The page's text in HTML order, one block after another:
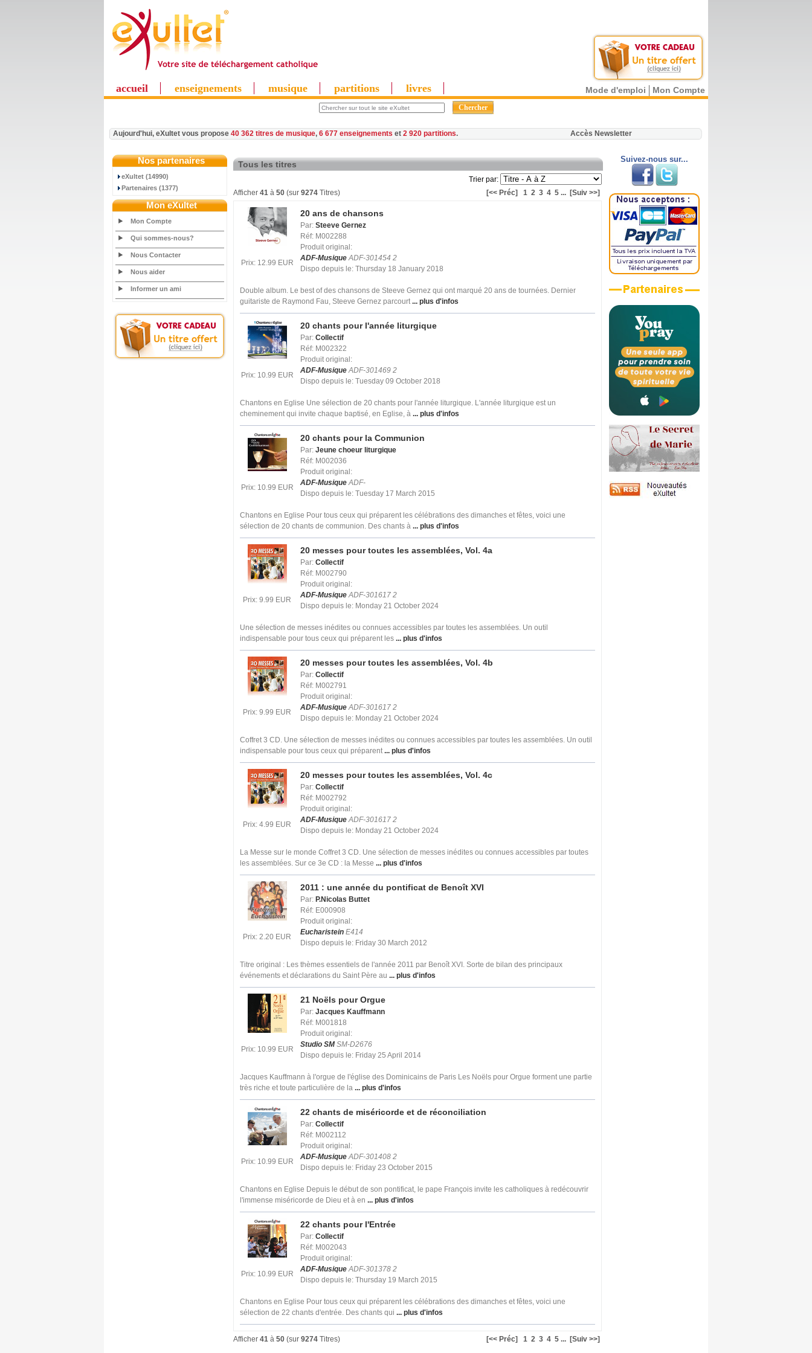
accueil enseignements musique partitions livres Mode d'emploi Mon Compte
Aujourd'hui, eXultet vous propose 40 362 titres de musique, 6 677 enseignements et 2 920 partitions. Accès Newsletter
Nos partenaires
eXultet (14990)
Partenaires (1377)
Mon eXultet
Mon Compte
Qui sommes-nous?
Nous Contacter
Nous aider
Informer un ami
Tous les titres
Trier par:
Afficher 41 à 50 (sur 9274 Titres) [<< Préc] 1 2 3 4 5 ... [Suiv >>]
Prix: 12.99 EUR
20 ans de chansons
Par: Steeve Gernez
Réf: M002288
Produit original:
ADF-MusiqueADF-301454 2
Dispo depuis le: Thursday 18 January 2018
Double album. Le best of des chansons de Steeve Gernez qui ont marqué 20 ans de tournées. Dernier
guitariste de Raymond Fau, Steeve Gernez parcourt... plus d'infos
Prix: 10.99 EUR
20 chants pour l'année liturgique
Par: Collectif
Réf: M002322
Produit original:
ADF-MusiqueADF-301469 2
Dispo depuis le: Tuesday 09 October 2018
Chantons en Eglise Une sélection de 20 chants pour l'année liturgique. L'année liturgique est un
cheminement qui invite chaque baptisé, en Eglise, à ... plus d'infos
Prix: 10.99 EUR
20 chants pour la Communion
Par: Jeune choeur liturgique
Réf: M002036
Produit original:
ADF-MusiqueADF-
Dispo depuis le: Tuesday 17 March 2015
Chantons en Eglise Pour tous ceux qui préparent les célébrations des dimanches et fêtes, voici une
sélection de 20 chants de communion. Des chants à ... plus d'infos
Prix: 9.99 EUR
20 messes pour toutes les assemblées, Vol. 4a
Par: Collectif
Réf: M002790
Produit original:
ADF-MusiqueADF-301617 2
Dispo depuis le: Monday 21 October 2024
Une sélection de messes inédites ou connues accessibles par toutes les assemblées. Un outil
indispensable pour tous ceux qui préparent les ... plus d'infos
Prix: 9.99 EUR
20 messes pour toutes les assemblées, Vol. 4b
Par: Collectif
Réf: M002791
Produit original:
ADF-MusiqueADF-301617 2
Dispo depuis le: Monday 21 October 2024
Coffret 3 CD. Une sélection de messes inédites ou connues accessibles par toutes les assemblées. Un outil
indispensable pour tous ceux qui préparent... plus d'infos
Prix: 4.99 EUR
20 messes pour toutes les assemblées, Vol. 4c
Par: Collectif
Réf: M002792
Produit original:
ADF-MusiqueADF-301617 2
Dispo depuis le: Monday 21 October 2024
La Messe sur le monde Coffret 3 CD. Une sélection de messes inédites ou connues accessibles par toutes
les assemblées. Sur ce 3e CD : la Messe ... plus d'infos
Prix: 2.20 EUR
2011 : une année du pontificat de Benoît XVI
Par: P.Nicolas Buttet
Réf: E000908
Produit original:
Eucharistein E414
Dispo depuis le: Friday 30 March 2012
Titre original : Les thèmes essentiels de l'année 2011 par Benoît XVI. Sorte de bilan des principaux
événements et déclarations du Saint Père au ... plus d'infos
Prix: 10.99 EUR
21 Noëls pour Orgue
Par: Jacques Kauffmann
Réf: M001818
Produit original:
Studio SM SM-D2676
Dispo depuis le: Friday 25 April 2014
Jacques Kauffmann à l'orgue de l'église des Dominicains de Paris Les Noëls pour Orgue forment une partie
très riche et toute particulière de la ... plus d'infos
Prix: 10.99 EUR
22 chants de miséricorde et de réconciliation
Par: Collectif
Réf: M002112
Produit original:
ADF-MusiqueADF-301408 2
Dispo depuis le: Friday 23 October 2015
Chantons en Eglise Depuis le début de son pontificat, le pape François invite les catholiques à redécouvrir
l'immense miséricorde de Dieu et à en ... plus d'infos
Prix: 10.99 EUR
22 chants pour l'Entrée
Par: Collectif
Réf: M002043
Produit original:
ADF-MusiqueADF-301378 2
Dispo depuis le: Thursday 19 March 2015
Chantons en Eglise Pour tous ceux qui préparent les célébrations des dimanches et fêtes, voici une
sélection de 22 chants d'entrée. Des chants qui ... plus d'infos
Afficher 41 à 50 (sur 9274 Titres) [<< Préc] 1 2 3 4 5 ... [Suiv >>]
Suivez-nous sur...